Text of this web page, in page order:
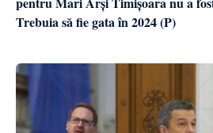
Trebuia să fie gata în 2024 (P)